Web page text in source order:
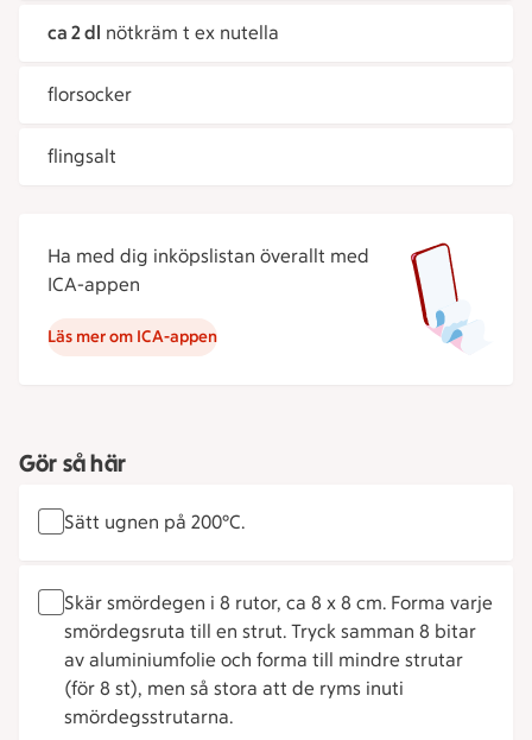
ca 2 dl nötkräm t ex nutella
florsocker
flingsalt
Ha med dig inköpslistan överallt med
ICA-appen
Läs mer om ICA-appen
Gör så här
Sätt ugnen på 200°C.
Skär smördegen i 8 rutor, ca 8 x 8 cm. Forma varje
smördegsruta till en strut. Tryck samman 8 bitar
av aluminiumfolie och forma till mindre strutar
(för 8 st), men så stora att de ryms inuti
smördegsstrutarna.